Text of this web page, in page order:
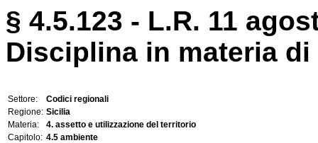
§ 4.5.123 - L.R. 11
Disciplina in materia
Settore:
Codici regionali
Regione: Sicilia
Materia:
4. assetto e utilizzazione del territorio
Capitolo: 4.5 ambiente